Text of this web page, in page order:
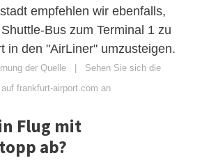
empfehlen wir ebenfalls,
Bus zum Terminal 1 zu
in den "AirLiner" umzusteigen.
der Quelle | Sehen Sie sich die
frankfurt-airport.com an
Flug mit
ab?